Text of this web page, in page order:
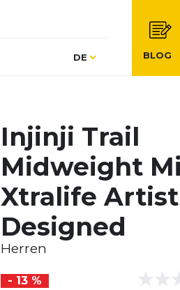
Sprache
DE BLOG
Injinji Trail
Midweight
Xtralife Artist
Designed
Herren
- 13 %